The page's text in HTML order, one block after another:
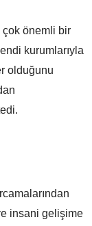
çok önemli bir
kurumlarıyla
olduğunu
insani gelişime